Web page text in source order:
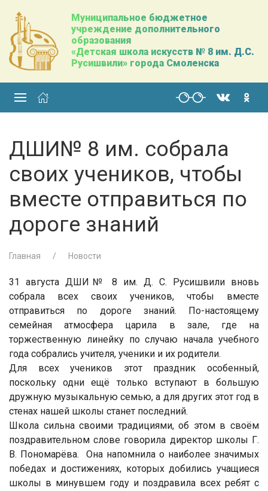
Муниципальное бюджетное
учреждение дополнительного
образования
«Детская школа искусств № 8 им. Д.С.
Русишвили» города Смоленска
ДШИ№ 8 им. собрала
своих учеников, чтобы
вместе отправиться по
дороге знаний
Главная Новости
31 августа ДШИ№ 8 им. Д. С. Русишвили вновь
собрала всех своих учеников, чтобы вместе
отправиться по дороге знаний. По-настоящему
семейная атмосфера царила в зале, где на
торжественную линейку по случаю начала учебного
года собрались учителя, ученики и их родители.
Для всех учеников этот праздник особенный,
поскольку одни ещё только вступают в большую
дружную музыкальную семью, а для других этот год в
стенах нашей школы станет последний.
Школа сильна своими традициями, об этом в своём
поздравительном слове говорила директор школы Г.
В. Пономарёва.
Она напомнила о наиболее значимых
победах и достижениях, которых добились учащиеся
школы в минувшем году и поздравила всех ребят с